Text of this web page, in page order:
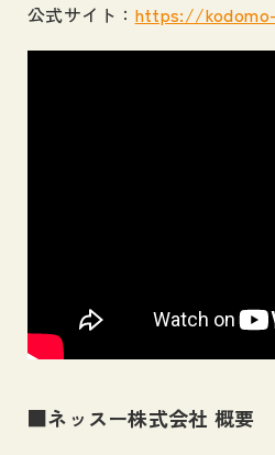
公式サイト： https://
■ネッスー株式会社 概要